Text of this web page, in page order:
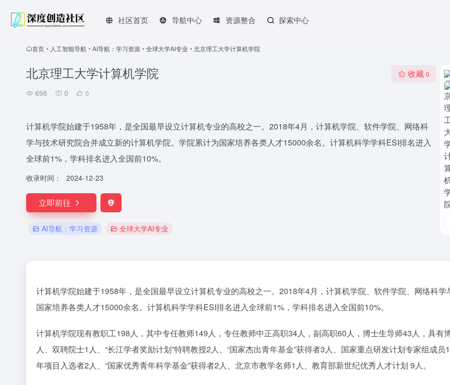
社区首页 导航中心 资源整合 探索中心
首页 • 人工智能导航 • AI导航：学习资源 • 全球大学AI专业 • 北京理工大学计算机学院
北京理工大学计算机学院
698 0 0
收藏 0
计算机学院始建于1958年，是全国最早设立计算机专业的高校之一。2018年4月，计算机学院、软件学院、网络科
学与技术研究院合并成立新的计算机学院。学院累计为国家培养各类人才15000余名。计算机科学学科ESI排名进入
全球前1%，学科排名进入全国前10%。
收录时间： 2024-12-23
立即前往
AI导航：学习资源 全球大学AI专业
计算机学院始建于1958年，是全国最早设立计算机专业的高校之一。2018年4月，计算机学院、软件学院、网络科
国家培养各类人才15000余名。计算机科学学科ESI排名进入全球前1%，学科排名进入全国前10%。
计算机学院现有教职工198人，其中专任教师149人，专任教师中正高职34人，副高职60人，博士生导师43人，具
人、双聘院士1人、“长江学者奖励计划”特聘教授2人、“国家杰出青年基金”获得者3人、国家重点研发计划专家组成员
年项目入选者2人、“国家优秀青年科学基金”获得者2人、北京市教学名师1人、教育部新世纪优秀人才计划 9人。